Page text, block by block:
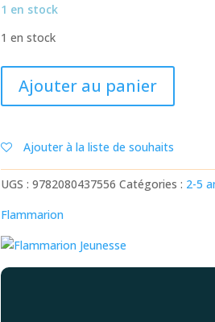
1 en stock
1 en stock
L'ANNIVERSAIRE
COLETTE
Ajouter au panier
Ajouter à la liste de souhaits
UGS :9782080437556 Catégories : 2-5
Flammarion